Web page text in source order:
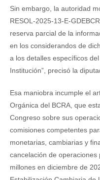
Sin embargo, la autoridad
RESOL-2025-13-E-
reserva parcial de la
en los considerandos de
a los detalles específicos
Institución”, precisó la
Esa maniobra incumple el
Orgánica del BCRA, que
Congreso sobre sus
comisiones competentes
monetarias, cambiarias y
cancelación de
millones en diciembre de